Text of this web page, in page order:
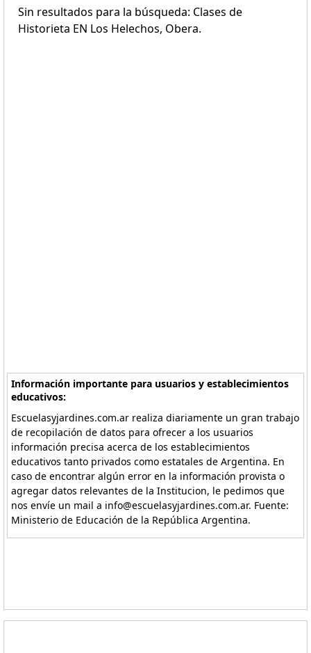
Sin resultados para la búsqueda: Clases de
Historieta EN Los Helechos, Obera.
Información importante para usuarios y establecimientos
educativos:
Escuelasyjardines.com.ar realiza diariamente un gran trabajo
de recopilación de datos para ofrecer a los usuarios
información precisa acerca de los establecimientos
educativos tanto privados como estatales de Argentina. En
caso de encontrar algún error en la información provista o
agregar datos relevantes de la Institucion, le pedimos que
nos envíe un mail a info@escuelasyjardines.com.ar. Fuente:
Ministerio de Educación de la República Argentina.